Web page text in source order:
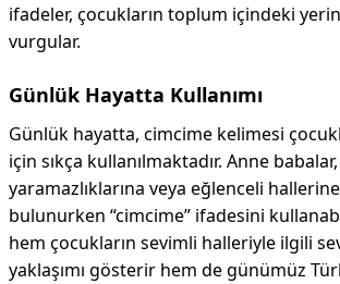
ifadeler, çocukların toplum içindeki
vurgular.
Günlük Hayatta Kullanımı
Günlük hayatta, cimcime kelimesi
için sıkça kullanılmaktadır. Anne
yaramazlıklarına veya eğlenceli
bulunurken “cimcime” ifadesini
hem çocukların sevimli halleriyle ilgili
yaklaşımı gösterir hem de günümüz